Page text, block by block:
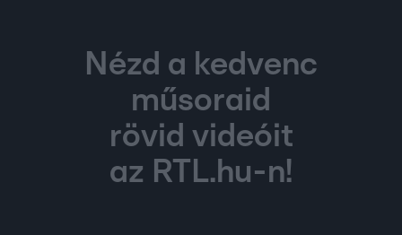
Nézd a kedvenc
műsoraid
rövid videóit
az RTL.hu-n!